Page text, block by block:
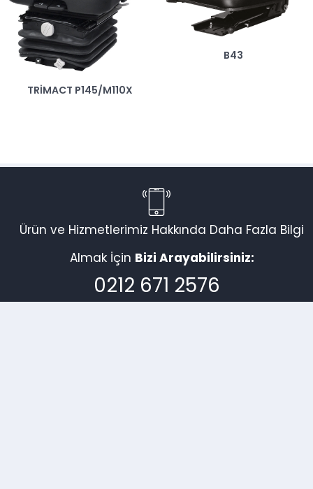
TRİMACT P145/M110X
B43
Ürün ve Hizmetlerimiz Hakkında Daha Fazla Bilgi
Almak İçin Bizi Arayabilirsiniz:
0212 671 2576